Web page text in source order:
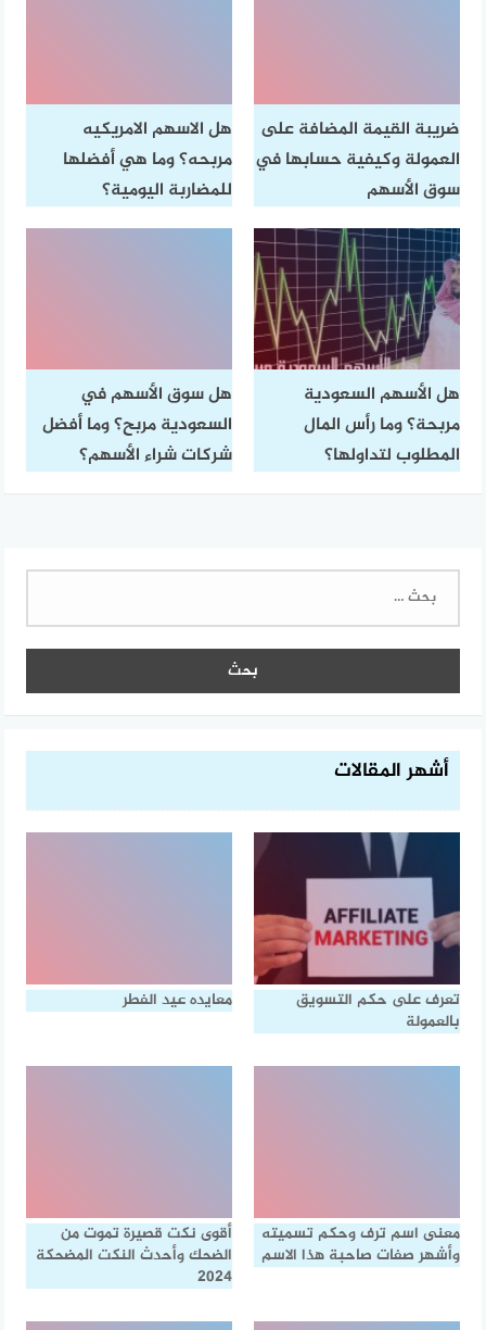
ضريبة القيمة المضافة على
العمولة وكيفية حسابها في
سوق الأسهم
هل الاسهم الامريكيه
مربحه؟ وما هي أفضلها
للمضاربة اليومية؟
هل الأسهم السعودية
مربحة؟ وما رأس المال
المطلوب لتداولها؟
هل سوق الأسهم في
السعودية مربح؟ وما أفضل
شركات شراء الأسهم؟
البحث
أشهر المقالات
تعرف على حكم التسويق
بالعمولة
معايده عيد الفطر
معنى اسم ترف وحكم تسميته
وأشهر صفات صاحبة هذا الاسم
أقوى نكت قصيرة تموت من
الضحك وأحدث النكت المضحكة
2024